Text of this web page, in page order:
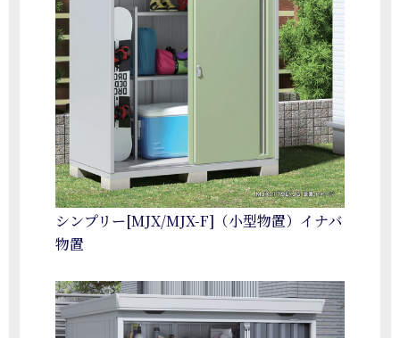
シンプリー[MJX/MJX-F]（小型物置）イナバ
物置